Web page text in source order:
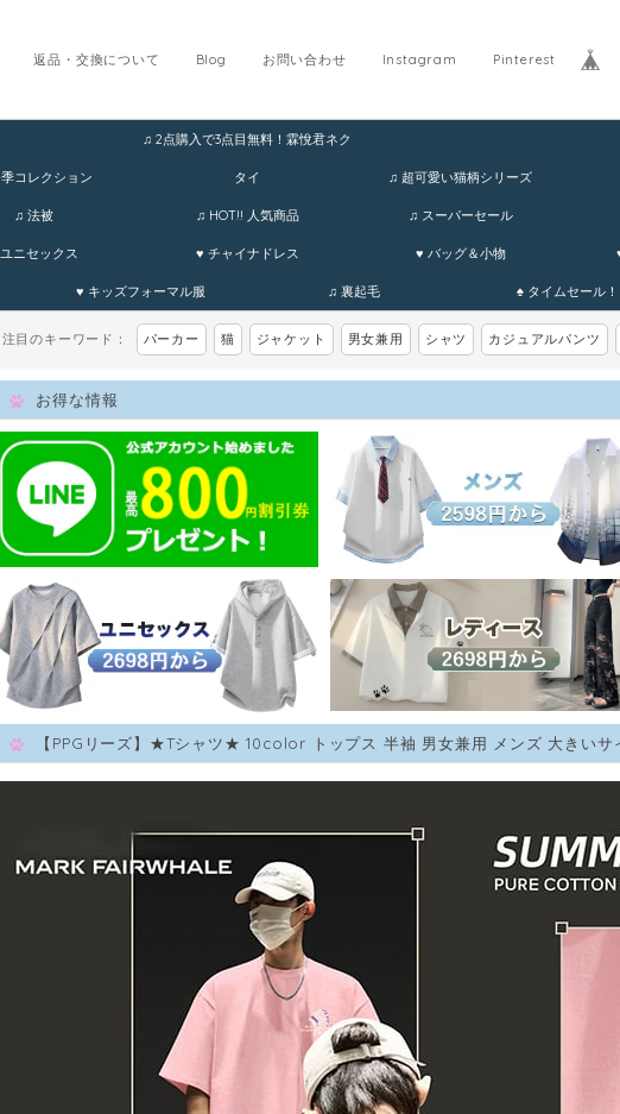
Pinterest
Instagram
お問い合わせ
Blog
返品・交換について
コレクション
♫ 2点購入で3点目無料！霖悅君ネク
タイ ♫ 超可愛い猫柄シリーズ
♫ 法被 ♫ HOT!! 人気商品 ♫ スーパーセール
ニセックス ♥ チャイナドレス ♥ バッグ＆小物
♥ キッズフォーマル服 ♫ 裏起毛 ♠ タイムセール！
注目のキーワード： パーカー 猫 ジャケット 男女兼用 シャツ カジュアルパンツ
お得な情報
【PPGリーズ】★Tシャツ★ 10color トップス 半袖 男女兼用 メンズ 大きい